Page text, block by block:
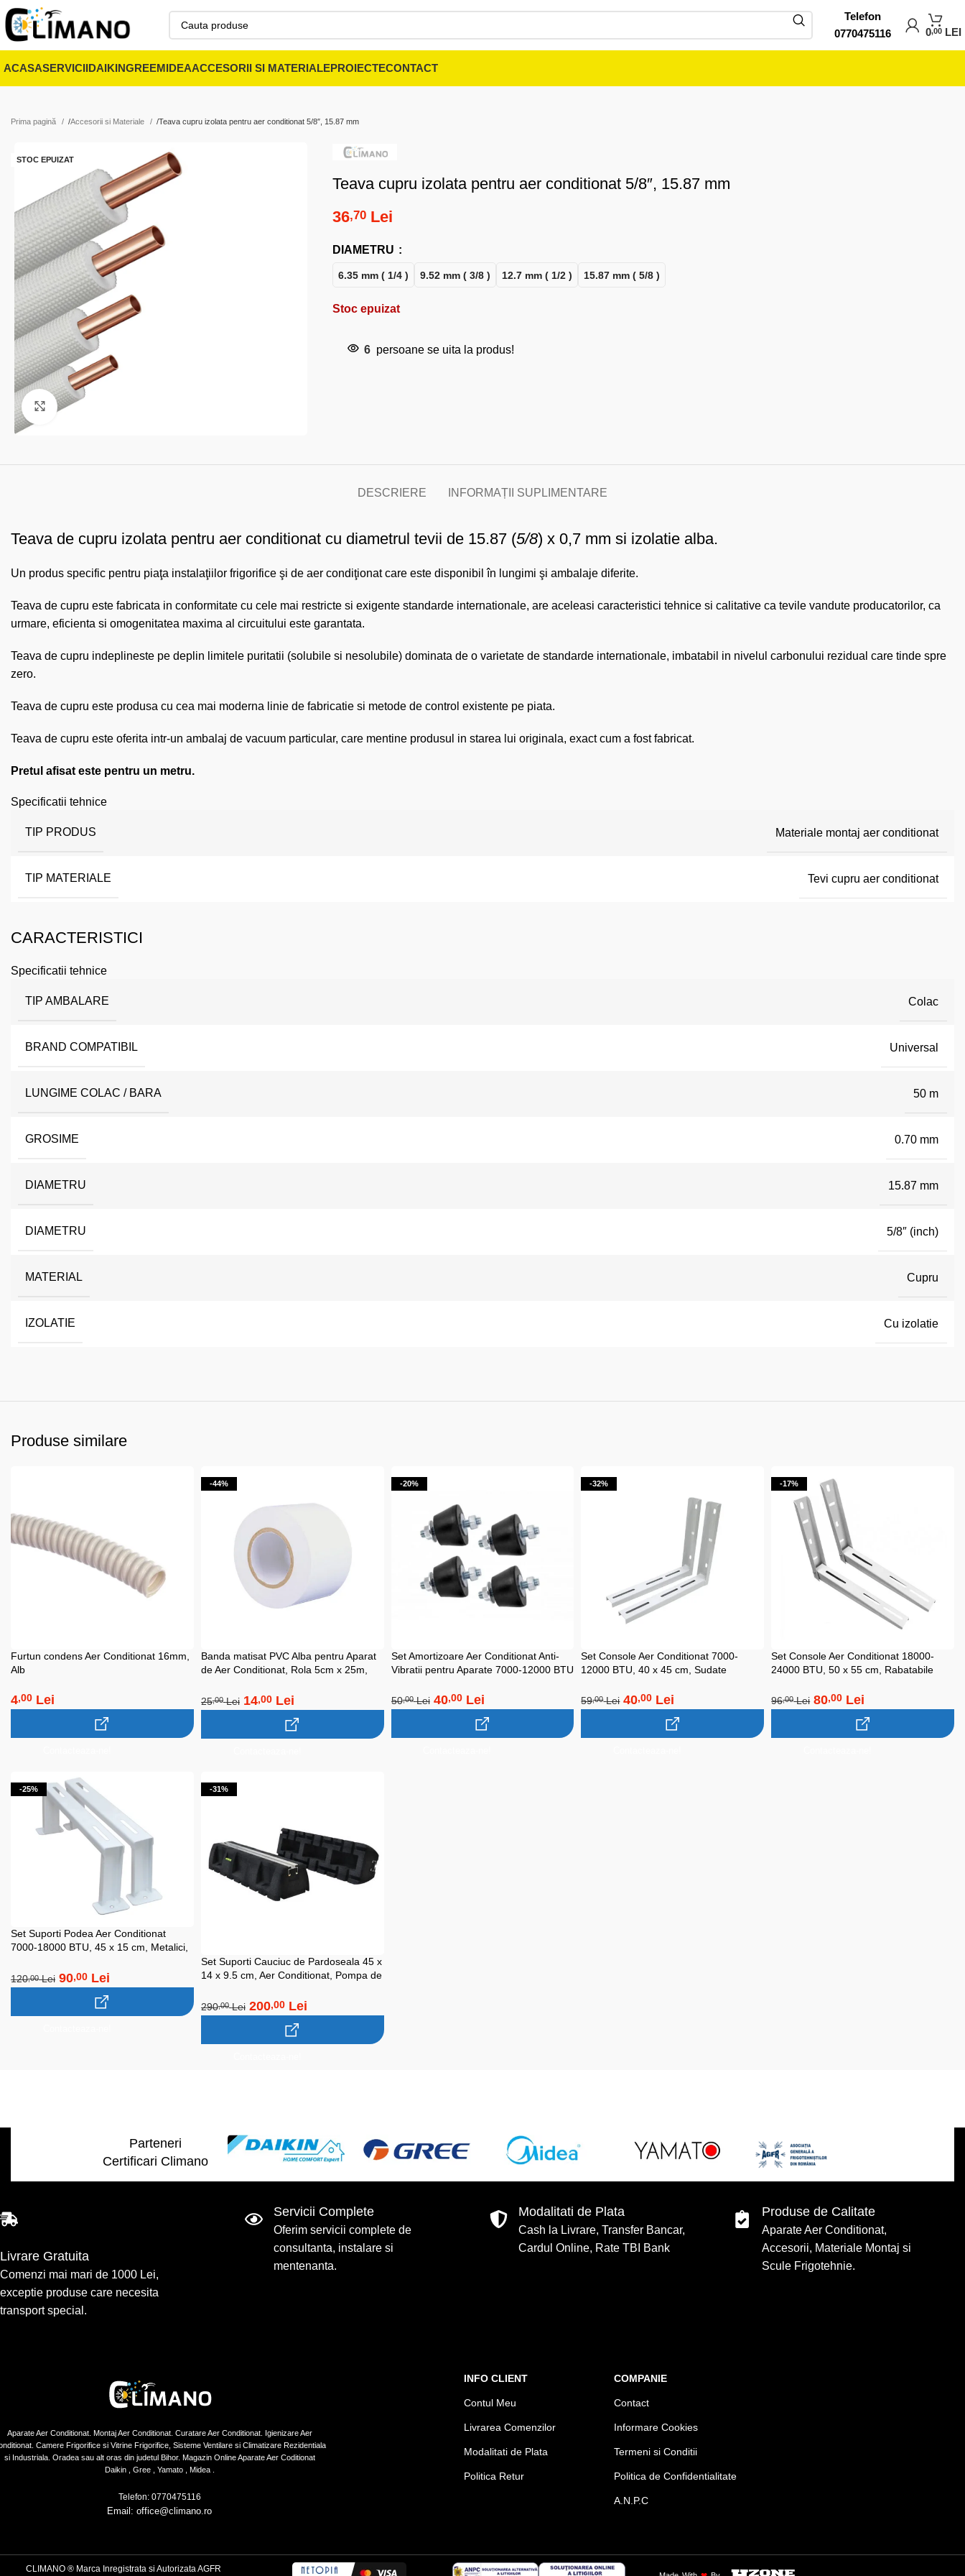
Telefon
0770475116
0,00 LEI
ACASASERVICIIDAIKINGREEMIDEAACCESORII SI MATERIALEPROIECTECONTACT
Prima pagină Accesorii si Materiale Teava cupru izolata pentru aer conditionat 5/8″, 15.87 mm
STOC EPUIZAT
Faceți click pentru a mări
Teava cupru izolata pentru aer conditionat 5/8″, 15.87 mm
36,70 Lei
DIAMETRU
6.35 mm ( 1/4 ) 9.52 mm ( 3/8 ) 12.7 mm ( 1/2 ) 15.87 mm ( 5/8 )
Stoc epuizat
6 persoane se uita la produs!
DESCRIERE INFORMAȚII SUPLIMENTARE
Teava de cupru izolata pentru aer conditionat cu diametrul tevii de 15.87 (5/8) x 0,7 mm si izolatie alba.
Un produs specific pentru piaţa instalaţiilor frigorifice şi de aer condiţionat care este disponibil în lungimi şi ambalaje diferite.
Teava de cupru este fabricata in conformitate cu cele mai restricte si exigente standarde internationale, are aceleasi caracteristici tehnice si calitative ca tevile vandute producatorilor, ca
urmare, eficienta si omogenitatea maxima al circuitului este garantata.
Teava de cupru indeplineste pe deplin limitele puritatii (solubile si nesolubile) dominata de o varietate de standarde internationale, imbatabil in nivelul carbonului rezidual care tinde spre
zero.
Teava de cupru este produsa cu cea mai moderna linie de fabricatie si metode de control existente pe piata.
Teava de cupru este oferita intr-un ambalaj de vacuum particular, care mentine produsul in starea lui originala, exact cum a fost fabricat.
Pretul afisat este pentru un metru.
Specificatii tehnice
TIP PRODUS Materiale montaj aer conditionat
TIP MATERIALE Tevi cupru aer conditionat
CARACTERISTICI
Specificatii tehnice
TIP AMBALARE Colac
BRAND COMPATIBIL Universal
LUNGIME COLAC / BARA 50 m
GROSIME 0.70 mm
DIAMETRU 15.87 mm
DIAMETRU 5/8″ (inch)
MATERIAL Cupru
IZOLATIE Cu izolatie
Produse similare
Furtun condens Aer Conditionat 16mm,
Alb
4,00 Lei
-44%
Banda matisat PVC Alba pentru Aparat
de Aer Conditionat, Rola 5cm x 25m,
25,00 Lei 14,00 Lei
-20%
Set Amortizoare Aer Conditionat Anti-
Vibratii pentru Aparate 7000-12000 BTU
50,00 Lei 40,00 Lei
-32%
Set Console Aer Conditionat 7000-
12000 BTU, 40 x 45 cm, Sudate
59,00 Lei 40,00 Lei
-17%
Set Console Aer Conditionat 18000-
24000 BTU, 50 x 55 cm, Rabatabile
96,00 Lei 80,00 Lei
-25%
Set Suporti Podea Aer Conditionat
7000-18000 BTU, 45 x 15 cm, Metalici,
120,00 Lei 90,00 Lei
-31%
Set Suporti Cauciuc de Pardoseala 45 x
14 x 9.5 cm, Aer Conditionat, Pompa de
290,00 Lei 200,00 Lei
Parteneri
Certificari Climano
Livrare Gratuita
Comenzi mai mari de 1000 Lei,
exceptie produse care necesita
transport special.
Servicii Complete
Oferim servicii complete de
consultanta, instalare si
mentenanta.
Modalitati de Plata
Cash la Livrare, Transfer Bancar,
Cardul Online, Rate TBI Bank
Produse de Calitate
Aparate Aer Conditionat,
Accesorii, Materiale Montaj si
Scule Frigotehnie.
Aparate Aer Conditionat. Montaj Aer Conditionat. Curatare Aer Conditionat. Igienizare Aer
Camere Frigorifice si Vitrine Frigorifice, Sisteme Ventilare si Climatizare Rezidentiala
si Industriala. Oradea sau alt oras din judetul Bihor. Magazin Online Aparate Aer Coditionat
Daikin , Gree , Yamato , Midea .
Telefon: 0770475116
Email: office@climano.ro
INFO CLIENT
Contul Meu
Livrarea Comenzilor
Modalitati de Plata
Politica Retur
COMPANIE
Contact
Informare Cookies
Termeni si Conditii
Politica de Confidentialitate
A.N.P.C
CLIMANO ® Marca Inregistrata si Autorizata AGFR